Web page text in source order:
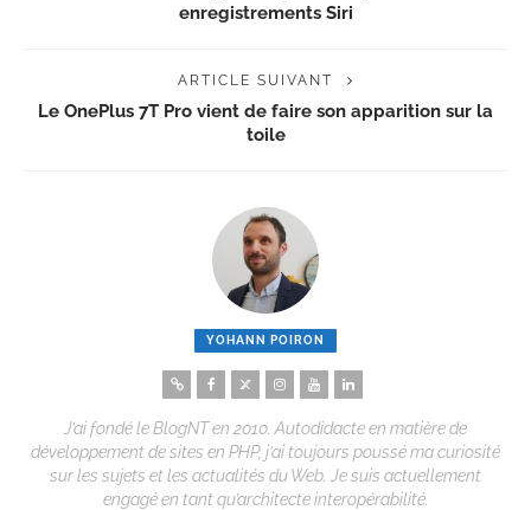
enregistrements Siri
ARTICLE SUIVANT
Le OnePlus 7T Pro vient de faire son apparition sur la
toile
YOHANN POIRON
J’ai fondé le BlogNT en 2010. Autodidacte en matière de
développement de sites en PHP, j’ai toujours poussé ma curiosité
sur les sujets et les actualités du Web. Je suis actuellement
engagé en tant qu’architecte interopérabilité.